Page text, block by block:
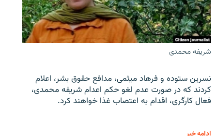
شریفه محمدی
نسرین ستوده و فرهاد میثمی، مدافع حقوق بشر، اعلام
کردند که در صورت عدم لغو حکم اعدام شریفه محمدی،
فعال کارگری، اقدام به اعتصاب غذا خواهند کرد.
ادامه خبر